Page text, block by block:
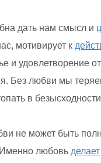
дать нам смысл и
мотивирует к
и удовлетворение
Без любви мы
в
не может быть
любовь делает